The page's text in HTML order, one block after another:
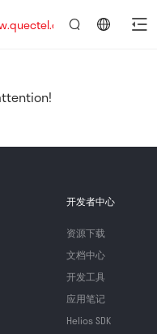
开发者中心
资源下载
文档中心
开发工具
应用笔记
Helios SDK